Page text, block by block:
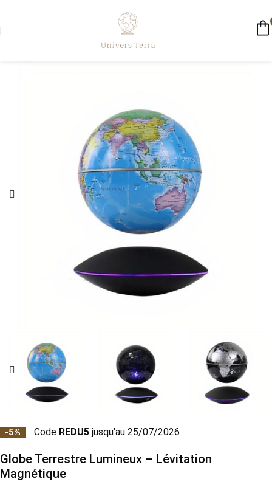
-5% Code REDU5 jusqu'au 25/07/2026
Globe Terrestre Lumineux – Lévitation
Magnétique
☀️ LIVRAISON GRATUITE AUJOURD'HUI ☀️